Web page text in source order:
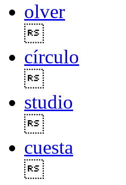
olver
círculo
studio
cuesta